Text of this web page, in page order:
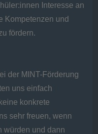
Interesse an
Kompetenzen und
fördern.
der MINT-Förderung
uns einfach
konkrete
sehr freuen, wenn
würden und dann